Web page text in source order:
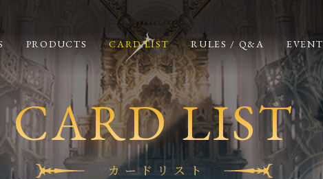
PRODUCTS CARD LIST RULES / Q&A EVENT
CARD LIST
カードリスト